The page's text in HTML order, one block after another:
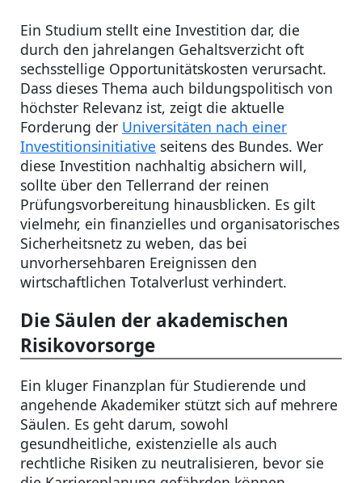
Ein Studium stellt eine Investition dar, die
durch den jahrelangen Gehaltsverzicht oft
sechsstellige Opportunitätskosten verursacht.
Dass dieses Thema auch bildungspolitisch von
höchster Relevanz ist, zeigt die aktuelle
Forderung der Universitäten nach einer
Investitionsinitiative seitens des Bundes. Wer
diese Investition nachhaltig absichern will,
sollte über den Tellerrand der reinen
Prüfungsvorbereitung hinausblicken. Es gilt
vielmehr, ein finanzielles und organisatorisches
Sicherheitsnetz zu weben, das bei
unvorhersehbaren Ereignissen den
wirtschaftlichen Totalverlust verhindert.
Die Säulen der akademischen
Risikovorsorge
Ein kluger Finanzplan für Studierende und
angehende Akademiker stützt sich auf mehrere
Säulen. Es geht darum, sowohl
gesundheitliche, existenzielle als auch
rechtliche Risiken zu neutralisieren, bevor sie